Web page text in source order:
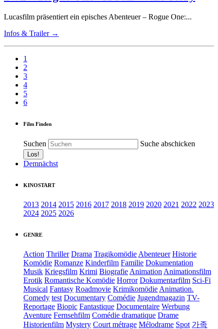
Lucasfilm präsentiert ein episches Abenteuer – Rogue One:...
Infos & Trailer →
1
2
3
4
5
6
Film Finden
Suchen Suche abschicken
Demnächst
KINOSTART
2013 2014 2015 2016 2017 2018 2019 2020 2021 2022 2023
2024 2025 2026
GENRE
Action Thriller Drama Tragikomödie Abenteuer Historie
Komödie Romanze Kinderfilm Familie Dokumentation
Musik Kriegsfilm Krimi Biografie Animation Animationsfilm
Erotik Romantische Komödie Horror Dokumentarfilm Sci-Fi
Musical Fantasy Roadmovie Krimikomödie Animation.
Comedy test Documentary Comédie Jugendmagazin TV-
Reportage Biopic Fantastique Documentaire Werbung
Aventure Fernsehfilm Comédie dramatique Drame
Historienfilm Mystery Court métrage Mélodrame Spot 가족